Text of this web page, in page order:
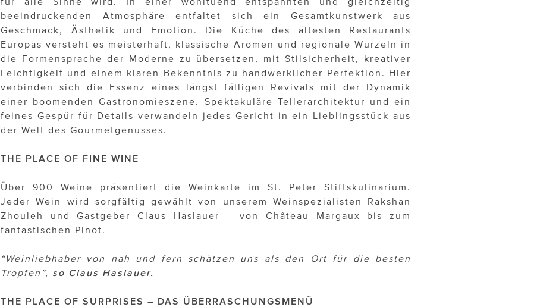
beeindruckenden Atmosphäre entfaltet sich ein Gesamtkunstwerk aus
Geschmack, Ästhetik und Emotion. Die Küche des ältesten Restaurants
Europas versteht es meisterhaft, klassische Aromen und regionale Wurzeln in
die Formensprache der Moderne zu übersetzen, mit Stilsicherheit, kreativer
Leichtigkeit und einem klaren Bekenntnis zu handwerklicher Perfektion. Hier
verbinden sich die Essenz eines längst fälligen Revivals mit der Dynamik
einer boomenden Gastronomieszene. Spektakuläre Tellerarchitektur und ein
feines Gespür für Details verwandeln jedes Gericht in ein Lieblingsstück aus
der Welt des Gourmetgenusses.
THE PLACE OF FINE WINE
Über 900 Weine präsentiert die Weinkarte im St. Peter Stiftskulinarium.
Jeder Wein wird sorgfältig gewählt von unserem Weinspezialisten Rakshan
Zhouleh und Gastgeber Claus Haslauer – von Château Margaux bis zum
fantastischen Pinot.
“Weinliebhaber von nah und fern schätzen uns als den Ort für die besten
Tropfen”, so Claus Haslauer.
THE PLACE OF SURPRISES – DAS ÜBERRASCHUNGSMENÜ